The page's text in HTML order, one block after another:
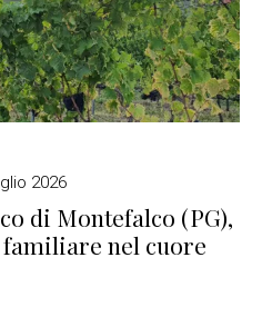
2026
di Montefalco (PG),
nel cuore